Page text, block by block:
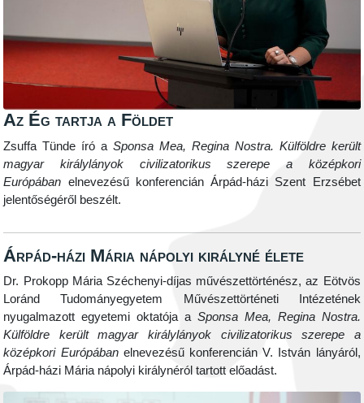
Az Ég tartja a Földet
Zsuffa Tünde író aSponsa Mea, Regina Nostra. Külföldre került
magyar királylányok civilizatorikus szerepe a középkori
Európában elnevezésű konferencián Árpád-házi Szent Erzsébet
jelentőségéről beszélt.
Árpád-házi Mária nápolyi királyné élete
Dr. Prokopp Mária Széchenyi-díjas művészettörténész, az Eötvös
Loránd Tudományegyetem Művészettörténeti Intézetének
nyugalmazott egyetemi oktatója a Sponsa Mea, Regina Nostra.
Külföldre került magyar királylányok civilizatorikus szerepe a
középkori Európában elnevezésű konferencián V. István lányáról,
Árpád-házi Mária nápolyi királynéról tartott előadást.